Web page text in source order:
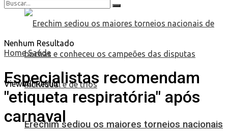
Erechim sediou os maiores torneios nacionais
Nenhum Resultado
View All Result
Home Saúde
Especialistas recomendam
"etiqueta respiratória" após
carnaval